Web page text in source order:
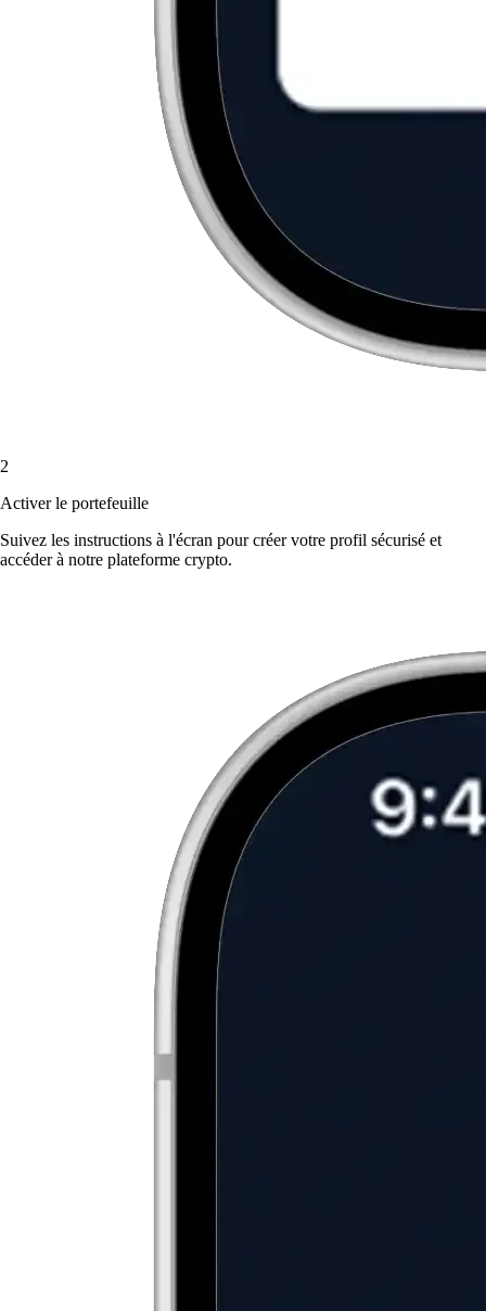
2
Activer le portefeuille
Suivez les instructions à l'écran pour créer votre profil sécurisé et
accéder à notre plateforme crypto.